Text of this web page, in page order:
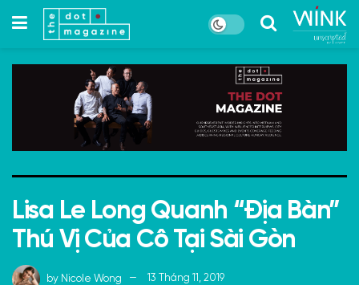
Lisa Le Long Quanh “Địa Bàn”
Thú Vị Của Cô Tại Sài Gòn
by Nicole Wong 13 Tháng 11, 2019